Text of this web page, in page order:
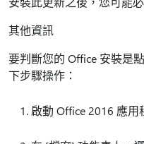
其他資訊
要判斷您的 Office 安裝是
下步驟操作：
啟動 Office 2016 應用